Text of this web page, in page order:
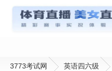
英
3773考试网 英语四六级